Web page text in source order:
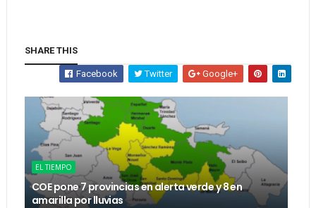
SHARE THIS
Facebook Twitter Google+
EL TIEMPO
COE pone 7 provincias en alerta verde y 8 en
amarilla por lluvias